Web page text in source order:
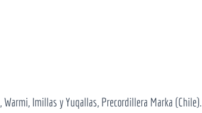
Imillas y Yuqallas, Precordillera Marka (Chile).